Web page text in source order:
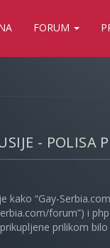
FORUM
- POLISA
kako “Gay-
forum”) i
prilikom